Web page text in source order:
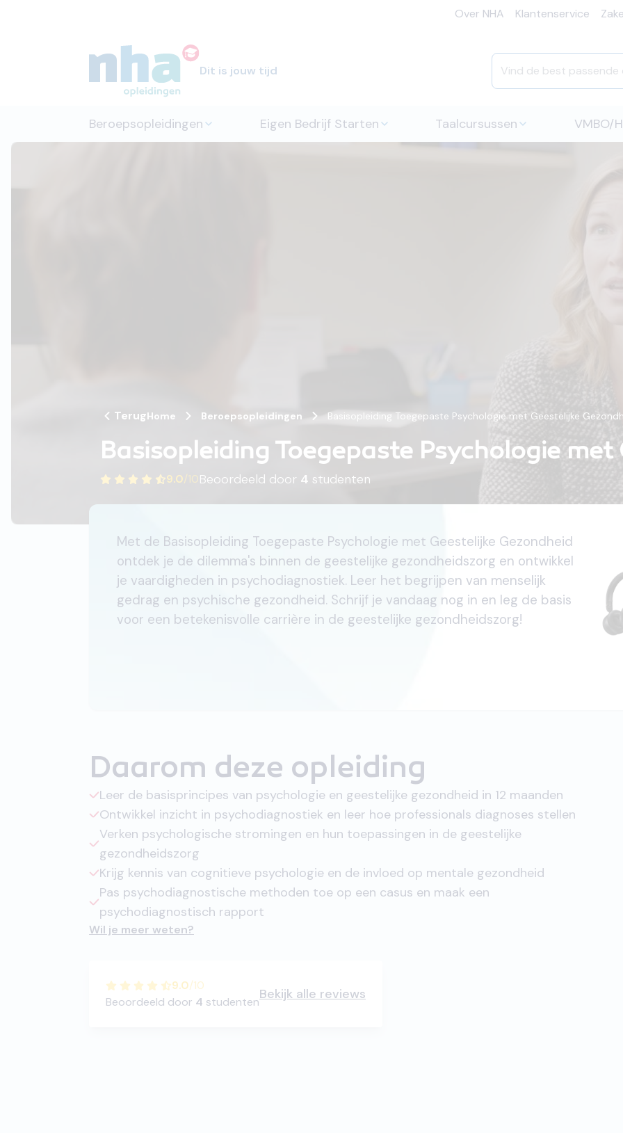
Over NHA Klantenservice
Dit is jouw tijd
Beroepsopleidingen Eigen Bedrijf Starten Taalcursussen VMBO/
TerugHome Beroepsopleidingen Basisopleiding Toegepaste Psychologie met Geestelijke
Basisopleiding Toegepaste Psychologie met
9.0/10Beoordeeld door 4 studenten
Met de Basisopleiding Toegepaste Psychologie met Geestelijke Gezondheid
ontdek je de dilemma's binnen de geestelijke gezondheidszorg en ontwikkel
je vaardigheden in psychodiagnostiek. Leer het begrijpen van menselijk
gedrag en psychische gezondheid. Schrijf je vandaag nog in en leg de basis
voor een betekenisvolle carrière in de geestelijke gezondheidszorg!
Daarom deze opleiding
Leer de basisprincipes van psychologie en geestelijke gezondheid in 12 maanden
Ontwikkel inzicht in psychodiagnostiek en leer hoe professionals diagnoses stellen
Verken psychologische stromingen en hun toepassingen in de geestelijke
gezondheidszorg
Krijg kennis van cognitieve psychologie en de invloed op mentale gezondheid
Pas psychodiagnostische methoden toe op een casus en maak een
psychodiagnostisch rapport
Wil je meer weten?
9.0/10
Beoordeeld door 4 studentenBekijk alle reviews